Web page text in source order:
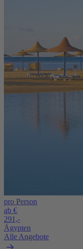
pro Person
ab €
291,-
Ägypten
Alle Angebote